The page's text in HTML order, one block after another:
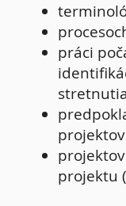
práci
projektu